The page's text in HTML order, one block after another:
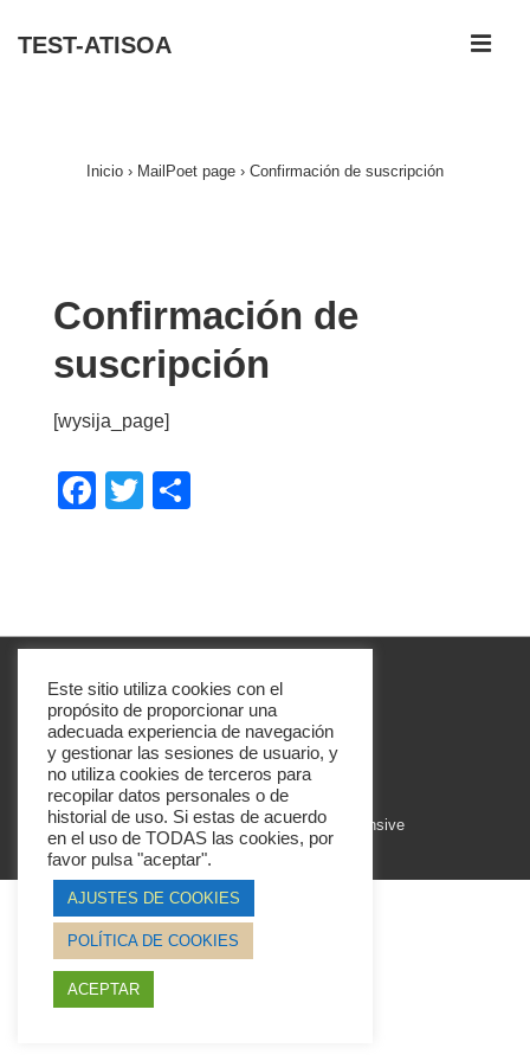
Saltar
TEST-ATISOA
Inicio › MailPoet page › Confirmación de suscripción
Confirmación de
suscripción
[wysija_page]
F
b
o
o
k
T
ar
tir
Menú
del
pie
de
página
Política de privacidad
© 2026TEST-ATISOA| Funciona conTema Responsive
Este sitio utiliza cookies con el
propósito de proporcionar una
adecuada experiencia de navegación
y gestionar las sesiones de usuario, y
no utiliza cookies de terceros para
recopilar datos personales o de
historial de uso. Si estas de acuerdo
en el uso de TODAS las cookies, por
favor pulsa "aceptar".
AJUSTES DE COOKIES
POLÍTICA DE COOKIES
ACEPTAR